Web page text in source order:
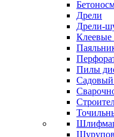
Дрели
Дрели-
Клеевые
Пилы
Садовый